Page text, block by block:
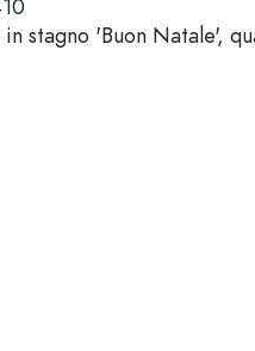
Bottiglie di vetro 100 ml